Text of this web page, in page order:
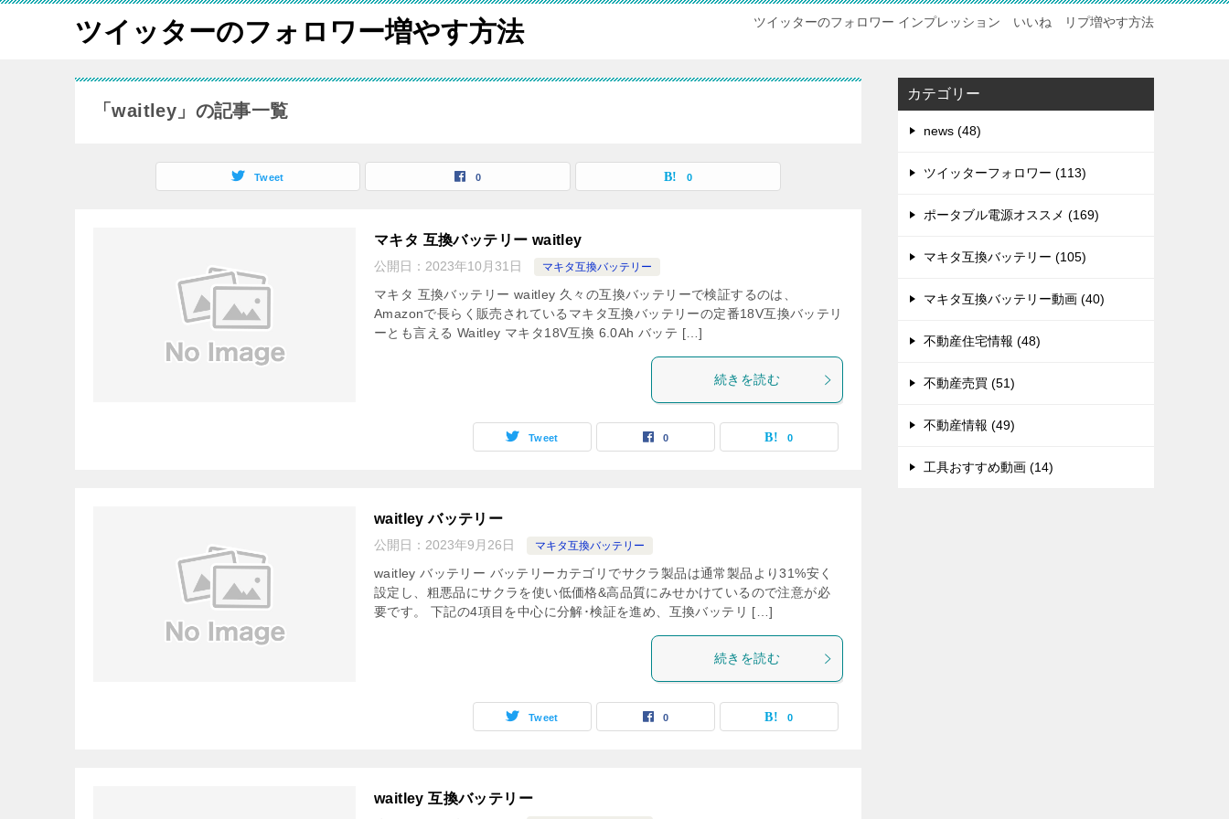
ツイッターのフォロワー増やす方法 ツイッターのフォロワー インプレッション いいね リプ増やす方法
「waitley」の記事一覧
Tweet 0 0
マキタ 互換バッテリー waitley
公開日： 2023年10月31日 マキタ互換バッテリー
マキタ 互換バッテリー waitley 久々の互換バッテリーで検証するのは、
Amazonで長らく販売されているマキタ互換バッテリーの定番18V互換バッテリ
ーとも言える Waitley マキタ18V互換 6.0Ah バッテ […]
続きを読む
Tweet 0 0
waitley バッテリー
公開日： 2023年9月26日 マキタ互換バッテリー
waitley バッテリー バッテリーカテゴリでサクラ製品は通常製品より31%安く
設定し、粗悪品にサクラを使い低価格&高品質にみせかけているので注意が必
要です。 下記の4項目を中心に分解･検証を進め、互換バッテリ […]
続きを読む
Tweet 0 0
waitley 互換バッテリー
カテゴリー
news (48)
ツイッターフォロワー (113)
ポータブル電源オススメ (169)
マキタ互換バッテリー (105)
マキタ互換バッテリー動画 (40)
不動産住宅情報 (48)
不動産売買 (51)
不動産情報 (49)
工具おすすめ動画 (14)